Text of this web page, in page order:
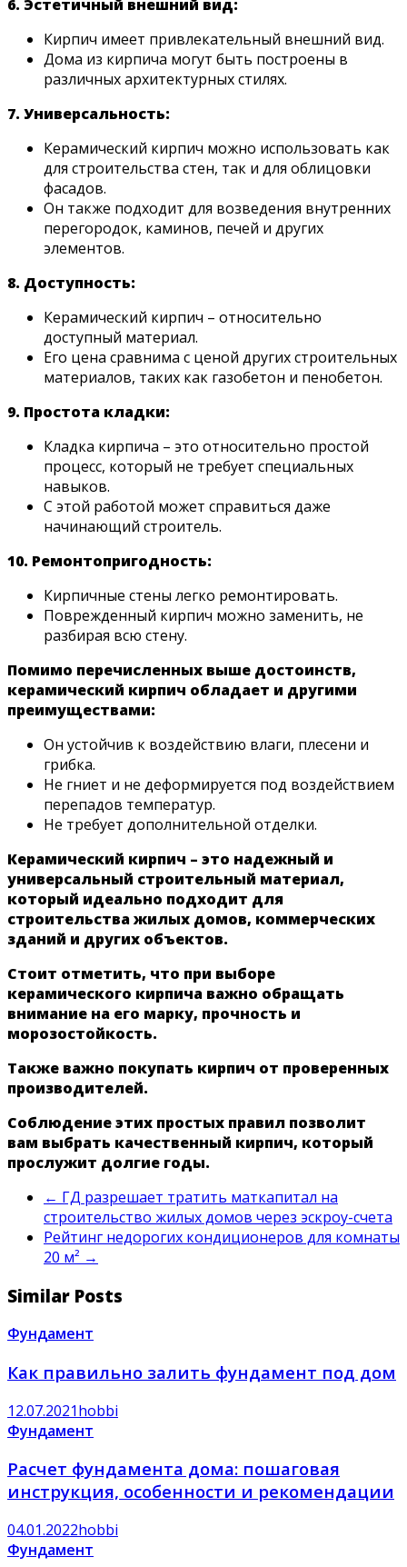
6. Эстетичный внешний вид:
Кирпич имеет привлекательный внешний вид.
Дома из кирпича могут быть построены в
различных архитектурных стилях.
7. Универсальность:
Керамический кирпич можно использовать как
для строительства стен, так и для облицовки
фасадов.
Он также подходит для возведения внутренних
перегородок, каминов, печей и других
элементов.
8. Доступность:
Керамический кирпич – относительно
доступный материал.
Его цена сравнима с ценой других строительных
материалов, таких как газобетон и пенобетон.
9. Простота кладки:
Кладка кирпича – это относительно простой
процесс, который не требует специальных
навыков.
С этой работой может справиться даже
начинающий строитель.
10. Ремонтопригодность:
Кирпичные стены легко ремонтировать.
Поврежденный кирпич можно заменить, не
разбирая всю стену.
Помимо перечисленных выше достоинств,
керамический кирпич обладает и другими
преимуществами:
Он устойчив к воздействию влаги, плесени и
грибка.
Не гниет и не деформируется под воздействием
перепадов температур.
Не требует дополнительной отделки.
Керамический кирпич – это надежный и
универсальный строительный материал,
который идеально подходит для
строительства жилых домов, коммерческих
зданий и других объектов.
Стоит отметить, что при выборе
керамического кирпича важно обращать
внимание на его марку, прочность и
морозостойкость.
Также важно покупать кирпич от проверенных
производителей.
Соблюдение этих простых правил позволит
вам выбрать качественный кирпич, который
прослужит долгие годы.
← ГД разрешает тратить маткапитал на
строительство жилых домов через эскроу-счета
Рейтинг недорогих кондиционеров для комнаты
20 м² →
Similar Posts
Фундамент
Как правильно залить фундамент под дом
12.07.2021hobbi
Фундамент
Расчет фундамента дома: пошаговая
инструкция, особенности и рекомендации
04.01.2022hobbi
Фундамент